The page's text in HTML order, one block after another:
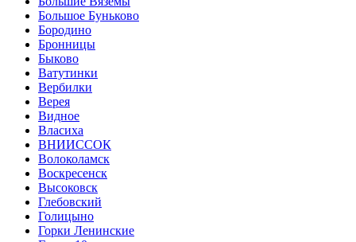
Большое Буньково
Бородино
Бронницы
Быково
Ватутинки
Вербилки
Верея
Видное
Власиха
ВНИИССОК
Волоколамск
Воскресенск
Высоковск
Глебовский
Голицыно
Горки Ленинские